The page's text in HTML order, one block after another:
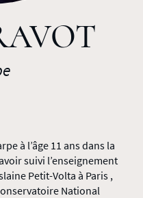
à l’âge 11 ans dans la
suivi l’enseignement
Petit-Volta à Paris ,
National